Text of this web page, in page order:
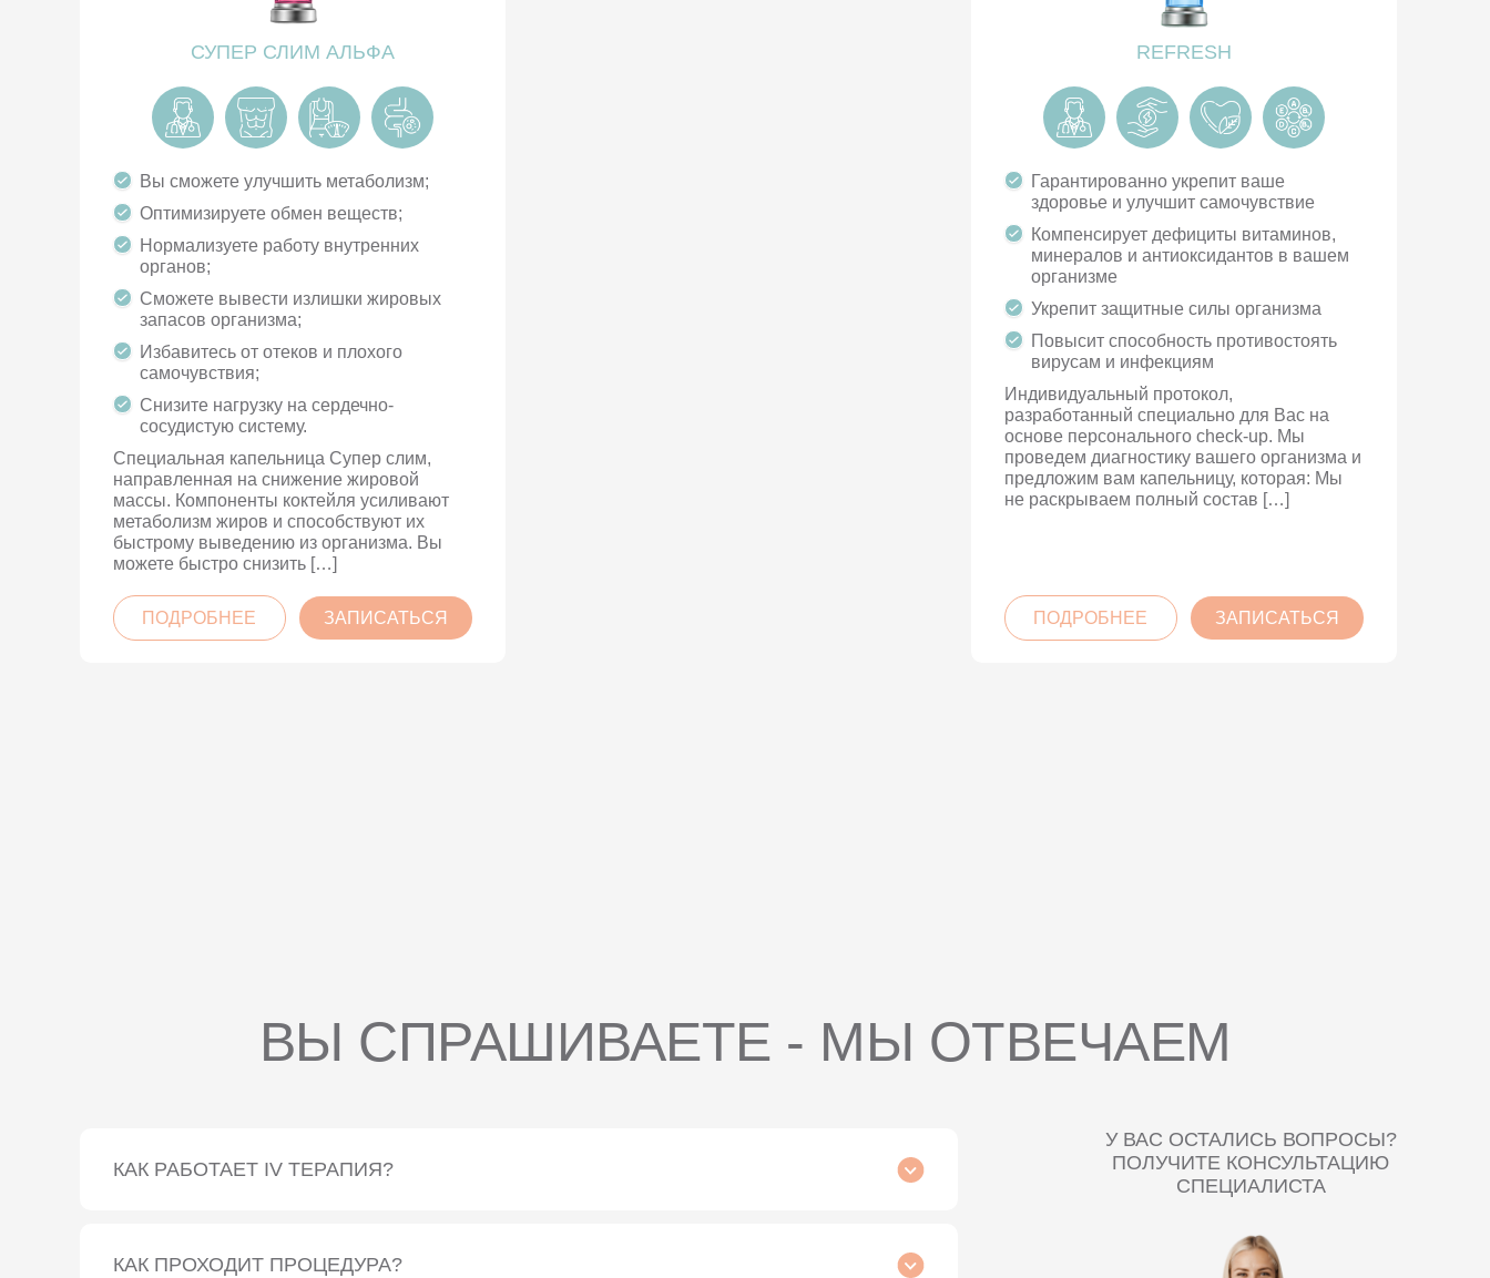
СУПЕР СЛИМ АЛЬФА
Вы сможете улучшить метаболизм;
Оптимизируете обмен веществ;
Нормализуете работу внутренних
органов;
Сможете вывести излишки жировых
запасов организма;
Избавитесь от отеков и плохого
самочувствия;
Снизите нагрузку на сердечно-
сосудистую систему.
Специальная капельница Супер слим,
направленная на снижение жировой
массы. Компоненты коктейля усиливают
метаболизм жиров и способствуют их
быстрому выведению из организма. Вы
можете быстро снизить […]
ПОДРОБНЕЕ ЗАПИСАТЬСЯ
REFRESH
Гарантированно укрепит ваше
здоровье и улучшит самочувствие
Компенсирует дефициты витаминов,
минералов и антиоксидантов в вашем
организме
Укрепит защитные силы организма
Повысит способность противостоять
вирусам и инфекциям
Индивидуальный протокол,
разработанный специально для Вас на
основе персонального check-up. Мы
проведем диагностику вашего организма и
предложим вам капельницу, которая: Мы
не раскрываем полный состав […]
ПОДРОБНЕЕ ЗАПИСАТЬСЯ
ВЫ СПРАШИВАЕТЕ - МЫ ОТВЕЧАЕМ
КАК РАБОТАЕТ IV ТЕРАПИЯ?
желудочно-кишечный тракт, и обеспечивает более высокую степень их усвоения.
КАК ПРОХОДИТ ПРОЦЕДУРА?
У ВАС ОСТАЛИСЬ ВОПРОСЫ?
ПОЛУЧИТЕ КОНСУЛЬТАЦИЮ
СПЕЦИАЛИСТА